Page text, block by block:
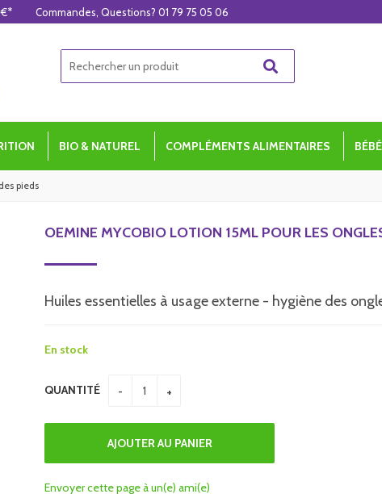
BIO & NATUREL COMPLÉMENTS ALIMENTAIRES
pieds
OEMINE MYCOBIO LOTION 15ML POUR LES
Huiles essentielles à usage externe - hygiène des
En stock
QUANTITÉ
Envoyer cette page à un(e) ami(e)
Commandes, Questions? 01 79 75 05 06